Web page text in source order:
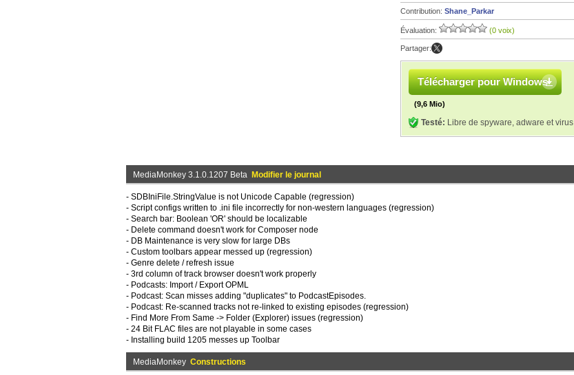
Contribution: Shane_Parkar
Évaluation: (0 voix)
Partager:
Télécharger pour Windows
(9,6 Mio)
Testé: Libre de spyware, adware et virus
MediaMonkey 3.1.0.1207 Beta Modifier le journal
- SDBIniFile.StringValue is not Unicode Capable (regression)
- Script configs written to .ini file incorrectly for non-western languages (regression)
- Search bar: Boolean 'OR' should be localizable
- Delete command doesn't work for Composer node
- DB Maintenance is very slow for large DBs
- Custom toolbars appear messed up (regression)
- Genre delete / refresh issue
- 3rd column of track browser doesn't work properly
- Podcasts: Import / Export OPML
- Podcast: Scan misses adding "duplicates" to PodcastEpisodes.
- Podcast: Re-scanned tracks not re-linked to existing episodes (regression)
- Find More From Same -> Folder (Explorer) issues (regression)
- 24 Bit FLAC files are not playable in some cases
- Installing build 1205 messes up Toolbar
MediaMonkey Constructions